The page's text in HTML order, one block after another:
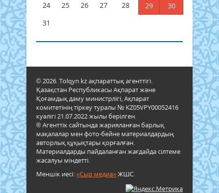
24
25 26 27 28 29
30
31
© 2026. Tolqyn.kz ақпараттық агенттігі.
Қазақстан Республикасы Ақпарат және
Қоғамдық даму министрлігі, Ақпарат
комитетінің тіркеу туралы № KZ05VPY00052416
куәлігі 21.07.2022 жылы берілген.
® Агенттік сайтында жарияланған барлық
мақалалар мен фото-бейне материалдардың
авторлық құқықтары қорғалған.
Материалдарды пайдаланған жағдайда сілтеме
жасалуы міндетті.
Меншік иесі:«Сыр медиа»ЖШС.